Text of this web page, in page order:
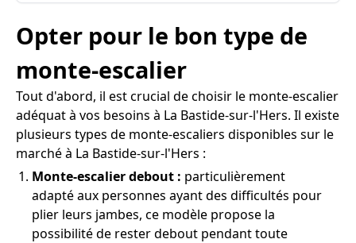
Opter pour le bon type de
monte-escalier
Tout d'abord, il est crucial de choisir le monte-escalier
adéquat à vos besoins à La Bastide-sur-l'Hers. Il existe
plusieurs types de monte-escaliers disponibles sur le
marché à La Bastide-sur-l'Hers :
Monte-escalier debout : particulièrement
adapté aux personnes ayant des difficultés pour
plier leurs jambes, ce modèle propose la
possibilité de rester debout pendant toute